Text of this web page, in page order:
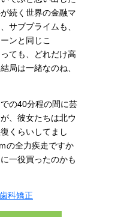
続く世界の金融マ
サブプライムも、
ンと同じこ
ても、どれだけ高
局は一緒なのね、
の40分程の間に芸
、彼女たちは北ウ
くらいしてまし
の全力疾走ですか
一役買ったのかも
科矯正